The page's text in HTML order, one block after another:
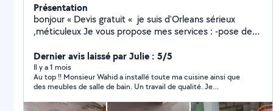
Présentation
bonjour « Devis gratuit « je suis d'Orleans sérieux
,méticuleux Je vous propose mes services : -pose de
/papier peint -placo/bande/ -bricolage en tout genre -
pose du parquet bois et pvc -dépannage en plomberie
Je suis équipé j'ai tout ce qu'il faut comme outils Si
vous avez besoin de quoi que ce soit ,n'hésitez pas . A
très bientôt.
Dernier avis laissé par Julie : 5/5
Il y a 1 mois
Au top !! Monsieur Wahid a installé toute ma cuisine ainsi que
des meubles de salle de bain. Un travail de qualité. Je